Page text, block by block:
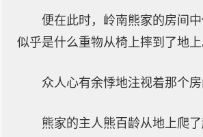
便在此时，岭南熊家的房间中
似乎是什么重物从椅上摔到了地上
众人心有余悸地注视着那个房
熊家的主人熊百龄从地上爬